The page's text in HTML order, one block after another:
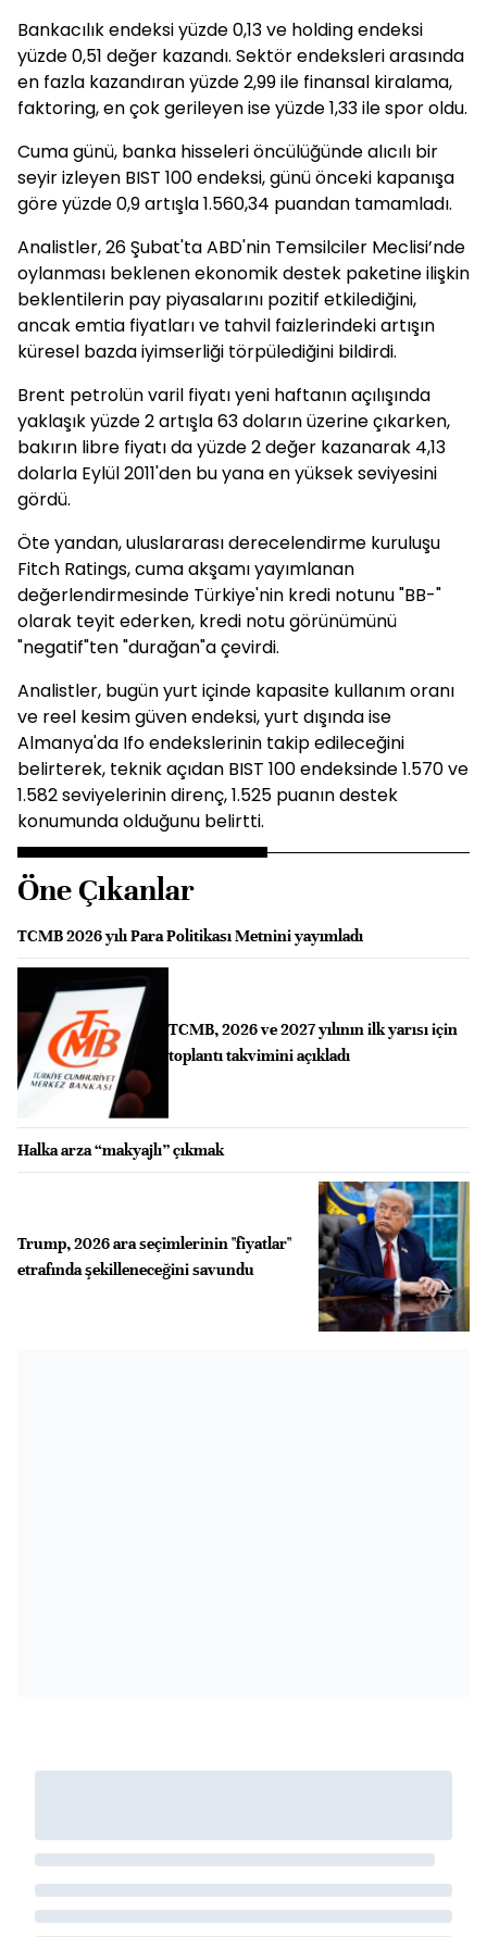
Bankacılık endeksi yüzde 0,13 ve holding endeksi
yüzde 0,51 değer kazandı. Sektör endeksleri arasında
en fazla kazandıran yüzde 2,99 ile finansal kiralama,
faktoring, en çok gerileyen ise yüzde 1,33 ile spor oldu.
Cuma günü, banka hisseleri öncülüğünde alıcılı bir
seyir izleyen BIST 100 endeksi, günü önceki kapanışa
göre yüzde 0,9 artışla 1.560,34 puandan tamamladı.
Analistler, 26 Şubat'ta ABD'nin Temsilciler Meclisi’nde
oylanması beklenen ekonomik destek paketine ilişkin
beklentilerin pay piyasalarını pozitif etkilediğini,
ancak emtia fiyatları ve tahvil faizlerindeki artışın
küresel bazda iyimserliği törpülediğini bildirdi.
Brent petrolün varil fiyatı yeni haftanın açılışında
yaklaşık yüzde 2 artışla 63 doların üzerine çıkarken,
bakırın libre fiyatı da yüzde 2 değer kazanarak 4,13
dolarla Eylül 2011'den bu yana en yüksek seviyesini
gördü.
Öte yandan, uluslararası derecelendirme kuruluşu
Fitch Ratings, cuma akşamı yayımlanan
değerlendirmesinde Türkiye'nin kredi notunu "BB-"
olarak teyit ederken, kredi notu görünümünü
"negatif"ten "durağan"a çevirdi.
Analistler, bugün yurt içinde kapasite kullanım oranı
ve reel kesim güven endeksi, yurt dışında ise
Almanya'da Ifo endekslerinin takip edileceğini
belirterek, teknik açıdan BIST 100 endeksinde 1.570 ve
1.582 seviyelerinin direnç, 1.525 puanın destek
konumunda olduğunu belirtti.
Öne Çıkanlar
TCMB 2026 yılı Para Politikası Metnini yayımladı
TCMB, 2026 ve 2027 yılının ilk yarısı için
toplantı takvimini açıkladı
Halka arza “makyajlı” çıkmak
Trump, 2026 ara seçimlerinin "fiyatlar"
etrafında şekilleneceğini savundu